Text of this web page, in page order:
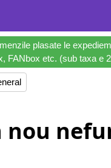
plasate le
FANbox etc. (sub taxa e
nou